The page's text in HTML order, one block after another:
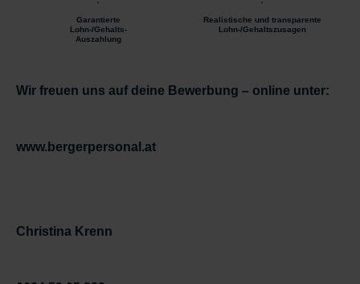
Garantierte
Lohn-/Gehalts-
Auszahlung
Realistische und transparente
Lohn-/Gehaltszusagen
Wir freuen uns auf deine Bewerbung – online unter:
www.bergerpersonal.at
Christina Krenn